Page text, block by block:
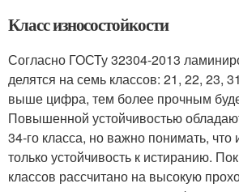
Класс износостойкости
Согласно ГОСТу 32304-2013
делятся на семь классов: 21, 22, 23,
выше цифра, тем более прочным
Повышенной устойчивостью
34-го класса, но важно понимать, что
только устойчивость к истиранию.
классов рассчитано на высокую